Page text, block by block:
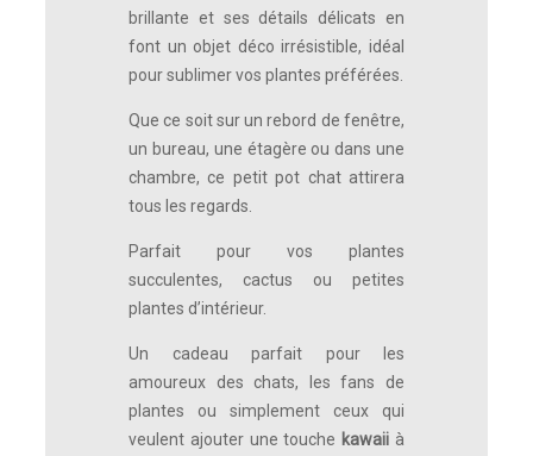
brillante et ses détails délicats en
font un objet déco irrésistible, idéal
pour sublimer vos plantes préférées.
Que ce soit sur un rebord de fenêtre,
un bureau, une étagère ou dans une
chambre, ce petit pot chat attirera
tous les regards.
Parfait pour vos plantes
succulentes, cactus ou petites
plantes d’intérieur.
Un cadeau parfait pour les
amoureux des chats, les fans de
plantes ou simplement ceux qui
veulent ajouter une touche kawaii à